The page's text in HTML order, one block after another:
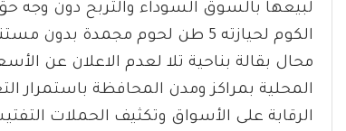
لبيعها بالسوق السوداء والتربح دون
الكوم لحيازته 5 طن لحوم
محال بقالة بناحية تلا لعدم الاعلان عن
المحلية بمراكز ومدن المحافظة باستمرار
الرقابة على الأسواق وتكثيف الحملات